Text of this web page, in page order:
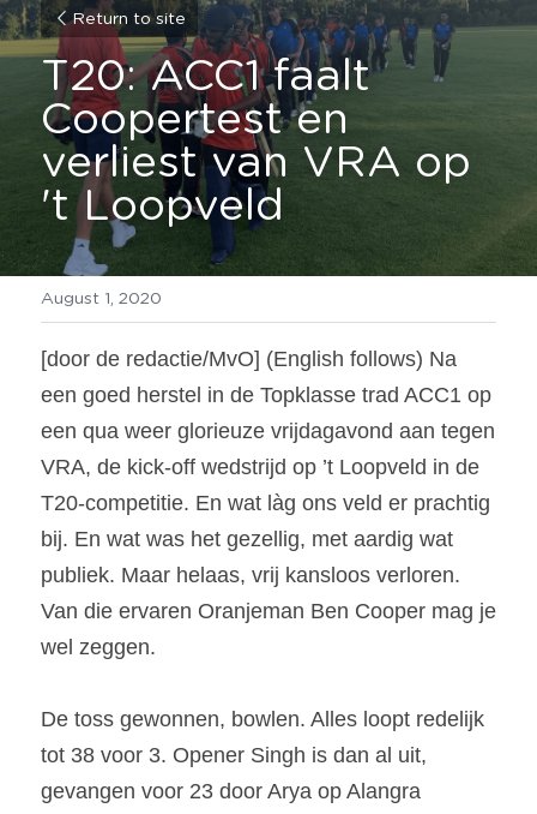
Return to site
T20: ACC1 faalt
Coopertest en
verliest van VRA op
't Loopveld
August 1, 2020
[door de redactie/MvO] (English follows) Na
een goed herstel in de Topklasse trad ACC1 op
een qua weer glorieuze vrijdagavond aan tegen
VRA, de kick-off wedstrijd op ’t Loopveld in de
T20-competitie. En wat làg ons veld er prachtig
bij. En wat was het gezellig, met aardig wat
publiek. Maar helaas, vrij kansloos verloren.
Van die ervaren Oranjeman Ben Cooper mag je
wel zeggen.
De toss gewonnen, bowlen. Alles loopt redelijk
tot 38 voor 3. Opener Singh is dan al uit,
gevangen voor 23 door Arya op Alangra